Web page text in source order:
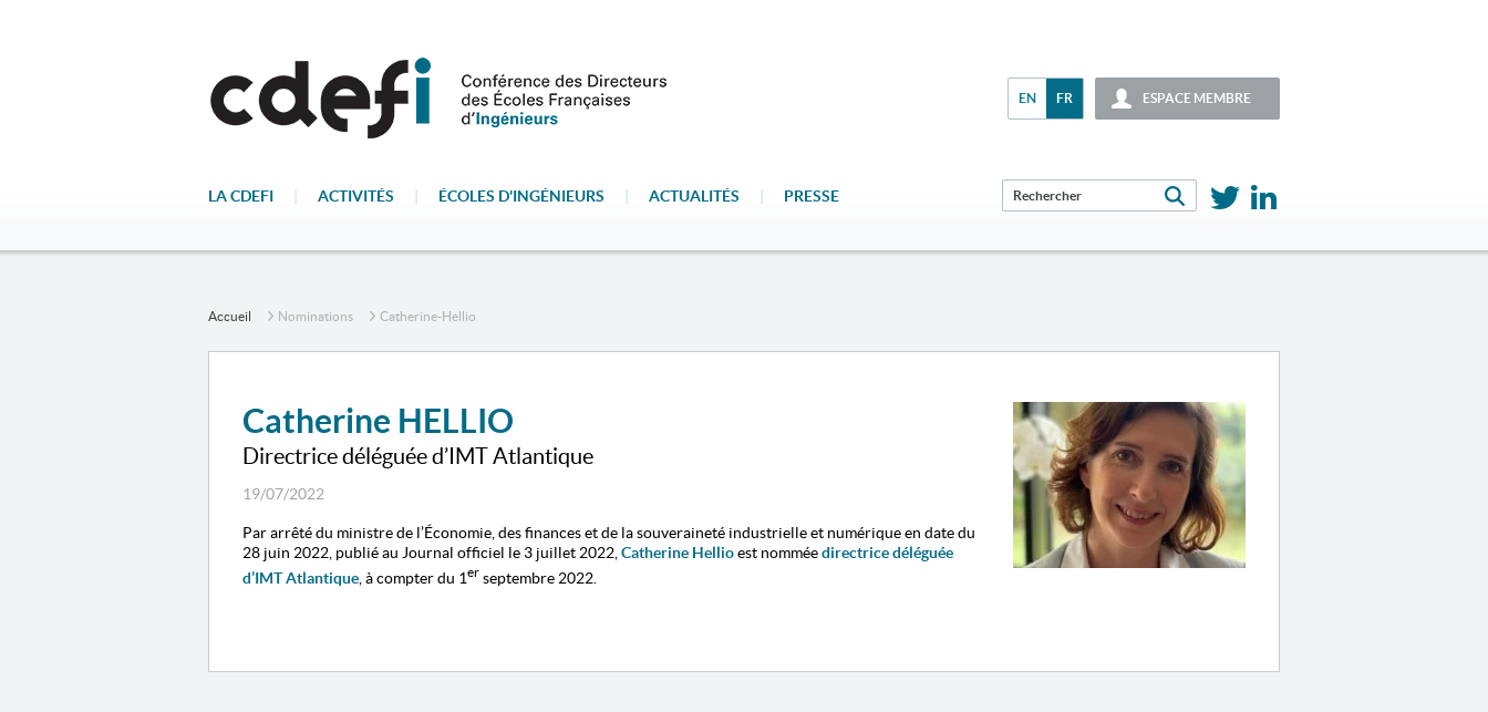
ESPACE MEMBRE
EN FR
LA CDEFI ACTIVITÉS ÉCOLES D'INGÉNIEURS ACTUALITÉS PRESSE
Accueil Nominations Catherine-Hellio
Catherine HELLIO
Directrice déléguée d’IMT Atlantique
19/07/2022
Par arrêté du ministre de l’Économie, des finances et de la souveraineté industrielle et numérique en date du
28 juin 2022, publié au Journal officiel le 3 juillet 2022, Catherine Hellioest nomméedirectrice déléguée
d’IMT Atlantique , à compter du 1er septembre 2022